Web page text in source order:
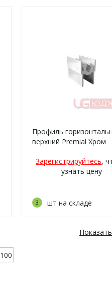
Профиль
верхний Premial Хром
Зарегистрируйтесь,
узнать цену
3 шт на складе
100